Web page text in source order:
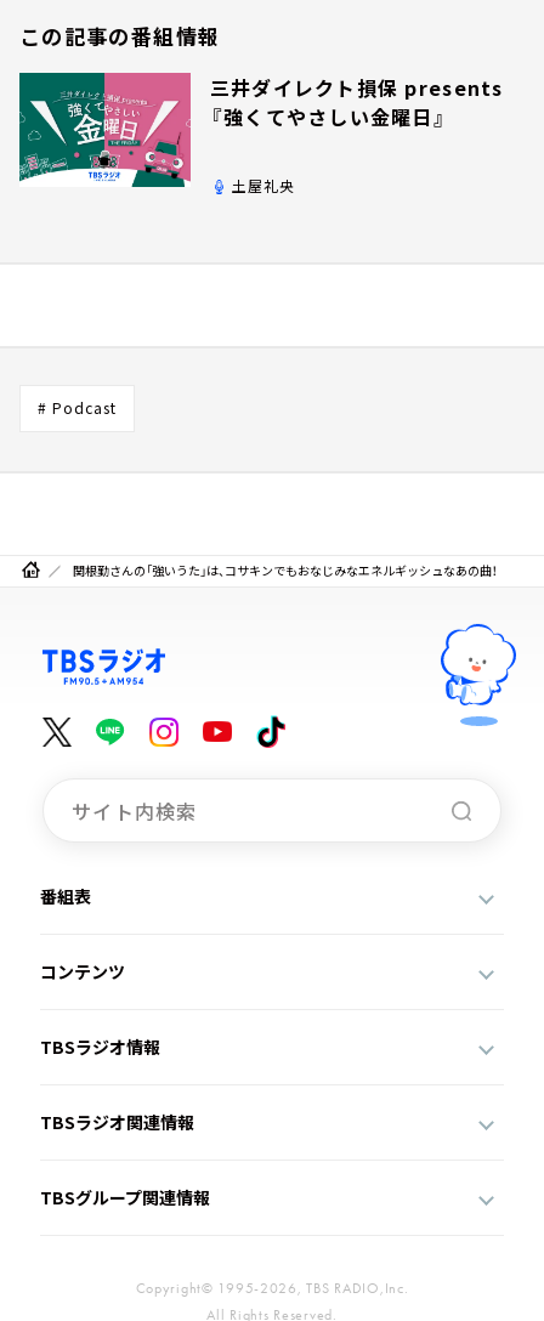
この記事の番組情報
三井ダイレクト損保 presents
『強くてやさしい金曜日』
土屋礼央
# Podcast
関根勤さんの「強いうた」は、コサキンでもおなじみなエネルギッシュなあの曲！
番組表
コンテンツ
TBSラジオ情報
TBSラジオ関連情報
TBSグループ関連情報
Copyright© 1995-2026, TBS RADIO,Inc.
All Rights Reserved.